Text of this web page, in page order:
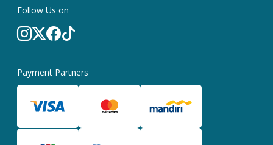
Follow Us on
Payment Partners